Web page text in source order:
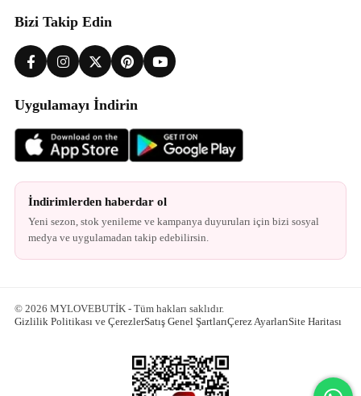
Bizi Takip Edin
Uygulamayı İndirin
İndirimlerden haberdar ol
Yeni sezon, stok yenileme ve kampanya duyuruları için bizi sosyal
medya ve uygulamadan takip edebilirsin.
© 2026 MYLOVEBUTİK - Tüm hakları saklıdır.
Gizlilik Politikası ve ÇerezlerSatış Genel ŞartlarıÇerez AyarlarıSite Haritası